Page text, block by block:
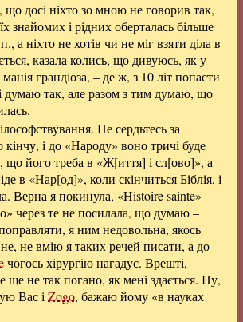
що досі ніхто зо мною не говорив так,
знайомих і рідних оберталась більше
а ніхто не хотів чи не міг взяти діла в
казала колись, що дивуюсь, як у
грандіоза, – де ж, з 10 літ попасти
думаю так, але разом з тим думаю, що
Не сердьтесь за
і до «Народу» воно тричі буде
що його треба в «Ж[иття] і сл[ово]», а
в «Нар[од]», коли скінчиться Біблія, і
Верна я покинула, «Histoire sainte»
через те не посилала, що думаю –
я ним недовольна, якось
не вмію я таких речей писати, а до
чогось хірургію нагадує. Врешті,
не так погано, як мені здається. Ну,
Вас і Zogo, бажаю йому «в науках